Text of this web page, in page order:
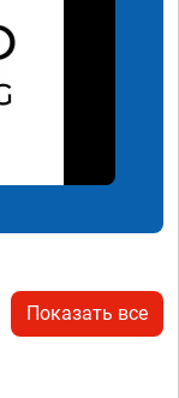
Показать все